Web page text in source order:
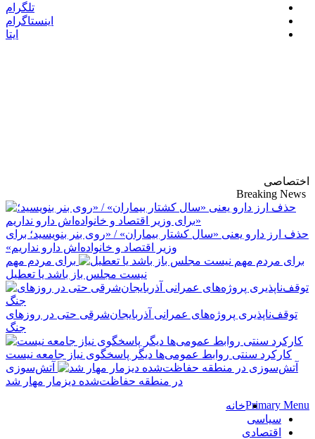
تلگرام
اینستاگرام
ایتا
اختصاصی
Breaking News
حذف ارز دارو یعنی «سال کشتار بیماران» / «روی بنر بنویسید؛ برای
وزیر اقتصاد و خانواده‌اش دارو نداریم»
برای مردم مهم
نیست مجلس باز باشد یا تعطیل
توقف‌ناپذیری پروژه‌های عمرانی آذربایجان‌شرقی حتی در روزهای
جنگ
کارکرد سنتی روابط عمومی‌ها دیگر پاسخگوی نیاز جامعه نیست
آتش‌سوزی
در منطقه حفاظت‌شده دیزمار مهار شد
Primary Menuخانه
سیاسی
اقتصادی